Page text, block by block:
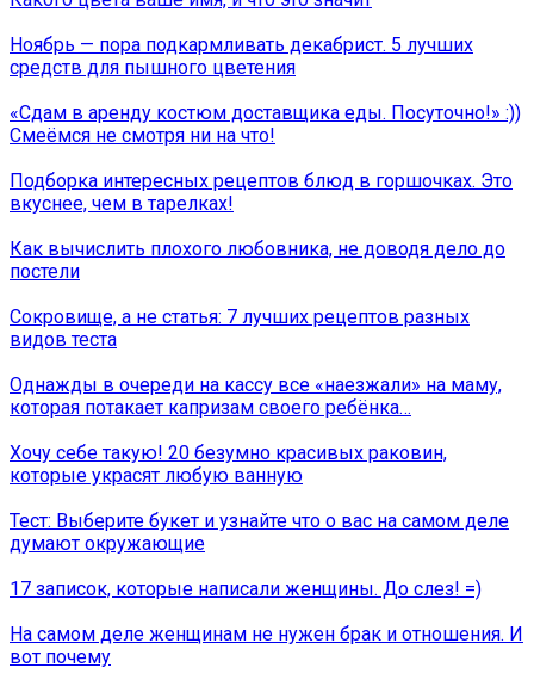
Ноябрь — пора подкармливать декабрист. 5 лучших
средств для пышного цветения
«Сдам в аренду костюм доставщика еды. Посуточно!» :))
Смеёмся не смотря ни на что!
Подборка интересных рецептов блюд в горшочках. Это
вкуснее, чем в тарелках!
Как вычислить плохого любовника, не доводя дело до
постели
Сокровище, а не статья: 7 лучших рецептов разных
видов теста
Однажды в очереди на кассу все «наезжали» на маму,
которая потакает капризам своего ребёнка…
Хочу себе такую! 20 безумно красивых раковин,
которые украсят любую ванную
Тест: Выберите букет и узнайте что о вас на самом деле
думают окружающие
17 записок, которые написали женщины. До слез! =)
На самом деле женщинам не нужен брак и отношения. И
вот почему